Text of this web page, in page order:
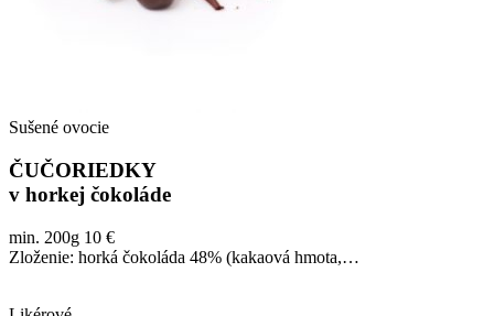
Sušené ovocie
ČUČORIEDKY
v horkej čokoláde
min. 200g 10 €
Zloženie: horká čokoláda 48% (kakaová hmota,…